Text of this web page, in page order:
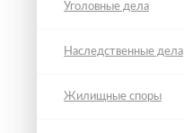
Уголовные дела
Наследственные дела
Жилищные споры